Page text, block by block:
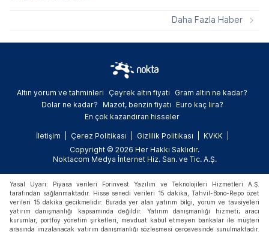
Daha Fazla Haber
Altın yorum ve tahminleri Çeyrek altın fiyatı
Gram altın ne kadar?
Dolar ne kadar?
Mazot, benzin fiyatı
Euro kaç lira?
En çok kazandıran hisseler
İletişim Çerez Politikası Gizlilik Politikası
KVKK
Copyright © 2026 Her Hakkı Saklıdır.
Noktacom Medya İnternet Hiz. San. ve Tic. A.Ş.
Yasal Uyarı: Piyasa verileri Forinvest Yazılım ve Teknolojileri Hizmetleri A.Ş.
tarafından sağlanmaktadır. Hisse senedi verileri 15 dakika, Tahvil-Bono-Repo özet
verileri 15 dakika gecikmelidir. Burada yer alan yatırım bilgi, yorum ve tavsiyeleri
yatırım danışmanlığı kapsamında değildir. Yatırım danışmanlığı hizmeti; aracı
kurumlar, portföy yönetim şirketleri, mevduat kabul etmeyen bankalar ile müşteri
arasında imzalanacak yatırım danışmanlığı sözleşmesi çerçevesinde sunulmaktadır.